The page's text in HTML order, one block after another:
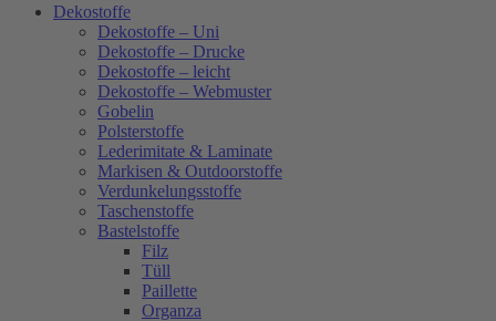
Dekostoffe
Dekostoffe – Uni
Dekostoffe – Drucke
Dekostoffe – leicht
Dekostoffe – Webmuster
Gobelin
Polsterstoffe
Lederimitate & Laminate
Markisen & Outdoorstoffe
Verdunkelungsstoffe
Taschenstoffe
Bastelstoffe
Filz
Tüll
Paillette
Organza